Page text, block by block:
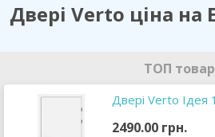
Двері Verto ціна на
ТОП товар
Двері Verto Ідея
2490.00 грн.